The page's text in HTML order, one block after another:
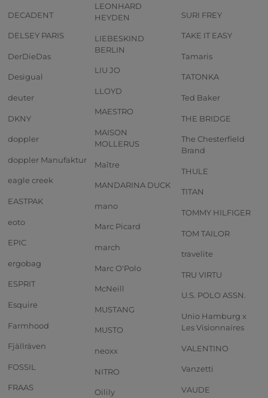
DECADENT
DELSEY PARIS
DerDieDas
Desigual
deuter
DKNY
doppler
doppler Manufaktur
eagle creek
EASTPAK
eoto
EPIC
ergobag
ESPRIT
Esquire
Farmhood
Fjällräven
FOSSIL
FRAAS
LEONHARD
HEYDEN
LIEBESKIND
BERLIN
LIU JO
LLOYD
MAESTRO
MAISON
MOLLERUS
Maître
MANDARINA DUCK
mano
Marc Picard
march
Marc O'Polo
McNeill
MUSTANG
MUSTO
neoxx
NITRO
Oilily
SURI FREY
TAKE IT EASY
Tamaris
TATONKA
Ted Baker
THE BRIDGE
The Chesterfield
Brand
THULE
TITAN
TOMMY HILFIGER
TOM TAILOR
travelite
TRU VIRTU
U.S. POLO ASSN.
Unio Hamburg x
Les Visionnaires
VALENTINO
Vanzetti
VAUDE